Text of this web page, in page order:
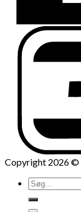
Copyright 2026 ©
Søg
efter: